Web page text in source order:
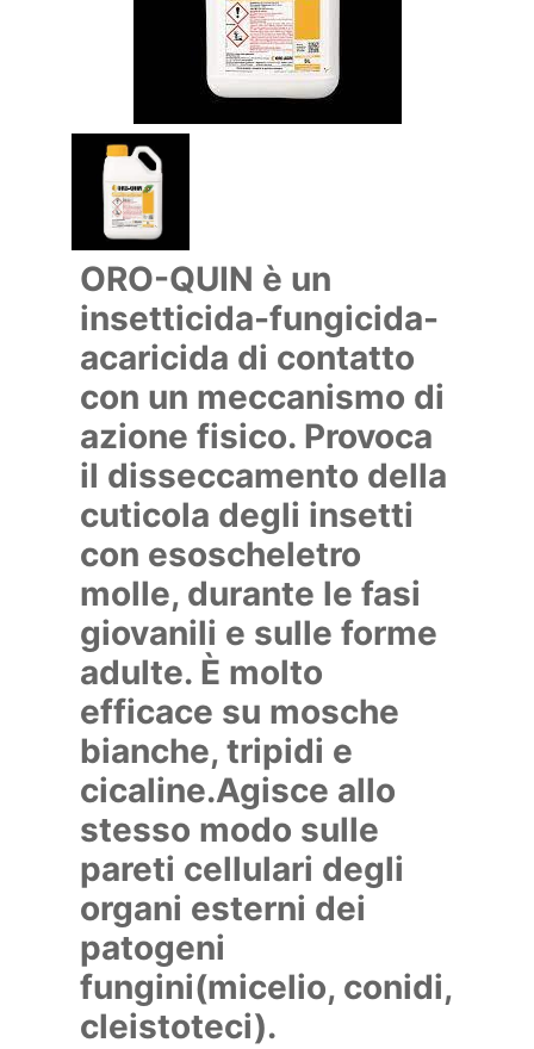
ORO-QUIN è un
insetticida-fungicida-
acaricida di contatto
con un meccanismo di
azione fisico. Provoca
il disseccamento della
cuticola degli insetti
con esoscheletro
molle, durante le fasi
giovanili e sulle forme
adulte. È molto
efficace su mosche
bianche, tripidi e
cicaline.Agisce allo
stesso modo sulle
pareti cellulari degli
organi esterni dei
patogeni
fungini(micelio, conidi,
cleistoteci).